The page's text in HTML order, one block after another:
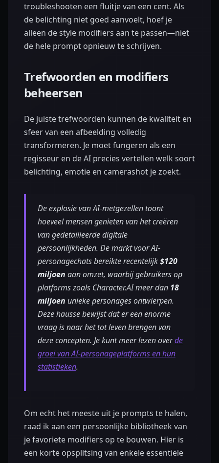
troubleshooten een fluitje van een cent. Als
de belichting niet goed aanvoelt, hoef je
alleen de style modifiers aan te passen—niet
de hele prompt opnieuw te schrijven.
Trefwoorden en modifiers
beheersen
De juiste trefwoorden kunnen de kwaliteit en
sfeer van een afbeelding volledig
transformeren. Je moet fungeren als een
regisseur en de AI precies vertellen welk soort
belichting, emotie en camerashot je zoekt.
De explosie van AI-metgezellen toont
hoeveel mensen genieten van het creëren
van gedetailleerde digitale
persoonlijkheden. De markt voor AI-
personagechats bereikte recentelijk$120
miljoen aan omzet, waarbij gebruikers op
platforms zoals Character.AI meer dan 18
miljoen unieke personages ontwierpen.
Deze hausse bewijst dat er een enorme
vraag is naar het tot leven brengen van
deze concepten. Je kunt meer lezen overde
groei van AI-personageplatforms en hun
statistieken.
Om echt het meeste uit je prompts te halen,
raad ik aan een persoonlijke bibliotheek van
je favoriete modifiers op te bouwen. Hier is
een korte opsplitsing van enkele essentiële